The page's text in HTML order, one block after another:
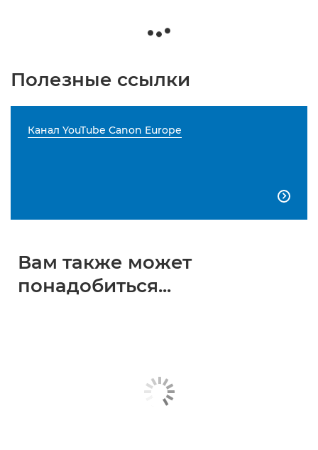
Полезные ссылки
Канал YouTube Canon Europe

Вам также может
понадобиться...